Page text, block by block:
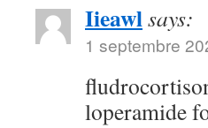
Iieawlsays:
1 septembre
loperamide